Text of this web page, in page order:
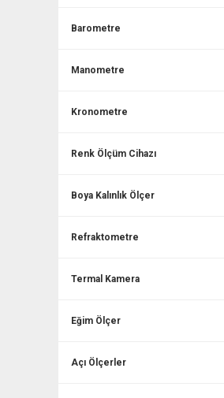
Barometre
Manometre
Kronometre
Renk Ölçüm Cihazı
Boya Kalınlık Ölçer
Refraktometre
Termal Kamera
Eğim Ölçer
Açı Ölçerler